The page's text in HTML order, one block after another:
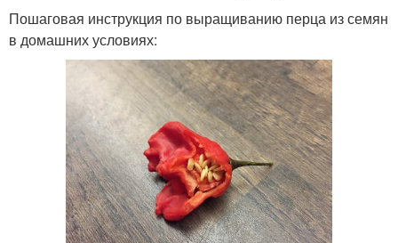
Пошаговая инструкция по выращиванию перца из семян
в домашних условиях: